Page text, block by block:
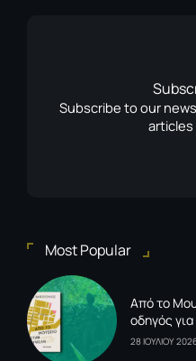
Subscribe to our
Most Popular
Από το
οδηγός
28 ΙΟΥΛΙΟΥ